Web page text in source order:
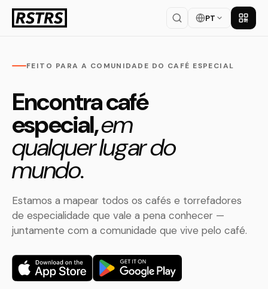
PT Baixar
FEITO PARA A COMUNIDADE DO CAFÉ ESPECIAL
Encontra café
especial,em
qualquer lugar do
mundo.
Estamos a mapear todos os cafés e torrefadores
de especialidade que vale a pena conhecer —
juntamente com a comunidade que vive pelo café.